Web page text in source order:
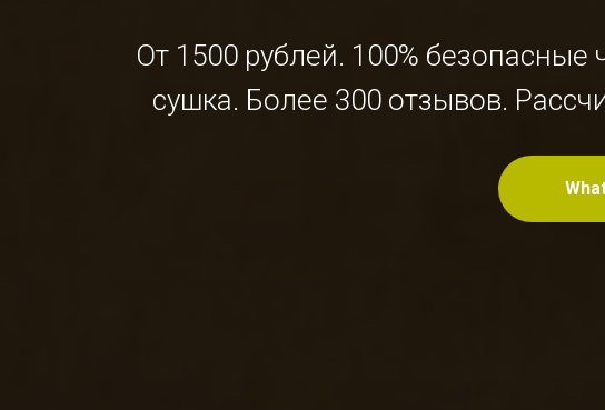
От 1500 рублей. 100%
сушка. Более 300 отзывов.